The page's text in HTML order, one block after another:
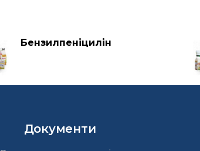
Бензилпеніцилін
Документи